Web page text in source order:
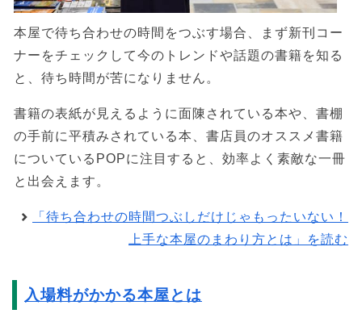
本屋で待ち合わせの時間をつぶす場合、まず新刊コー
ナーをチェックして今のトレンドや話題の書籍を知る
と、待ち時間が苦になりません。
書籍の表紙が見えるように面陳されている本や、書棚
の手前に平積みされている本、書店員のオススメ書籍
についているPOPに注目すると、効率よく素敵な一冊
と出会えます。
「待ち合わせの時間つぶしだけじゃもったいない！
上手な本屋のまわり方とは」を読む
入場料がかかる本屋とは